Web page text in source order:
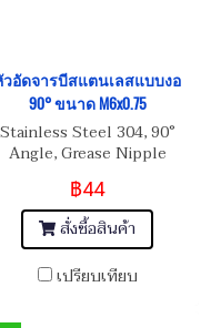
อัดจารบีสแตนเลสแบบงอ
90° ขนาด M6x0.75
Stainless Steel 304, 90°
Angle, Grease Nipple
M6x0.75
฿44
สั่งซื้อสินค้า
เปรียบเทียบ